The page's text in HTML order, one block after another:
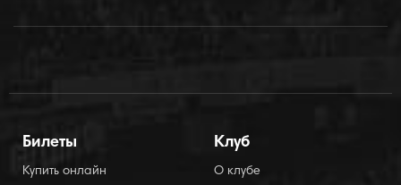
Билеты
Купить онлайн
Клуб
О клубе